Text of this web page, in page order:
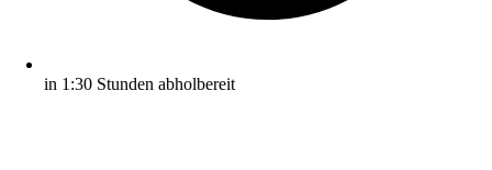
in 1:30 Stunden abholbereit